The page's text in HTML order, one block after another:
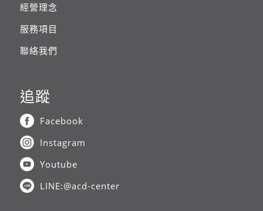
經營理念
服務項目
聯絡我們
追蹤
Facebook
Instagram
Youtube
LINE:@acd-center